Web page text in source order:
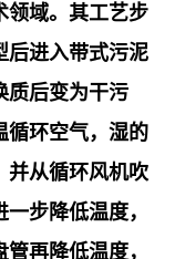
领域。其工艺步
后进入带式污泥
质后变为干污
循环空气，湿的
并从循环风机吹
步降低温度，
再降低温度，